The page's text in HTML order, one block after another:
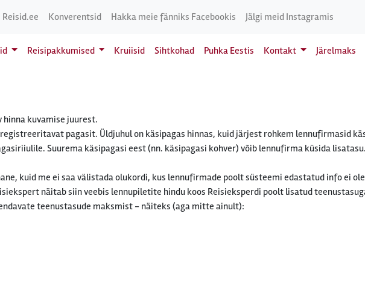
Reisid.ee Konverentsid Hakka meie fänniks Facebookis Jälgi meid Instagramis
Reisipakkumised Kruiisid Sihtkohad Puhka Eestis Kontakt Järelmaks
kuvamise juurest.
pagasit. Üldjuhul on käsipagas hinnas, kuid järjest rohkem lennufirmasid
Suurema käsipagasi eest (nn. käsipagasi kohver) võib lennufirma küsida
kuid me ei saa välistada olukordi, kus lennufirmade poolt süsteemi edastatud info ei
näitab siin veebis lennupiletite hindu koos Reisieksperdi poolt lisatud
teenustasude maksmist - näiteks (aga mitte ainult):